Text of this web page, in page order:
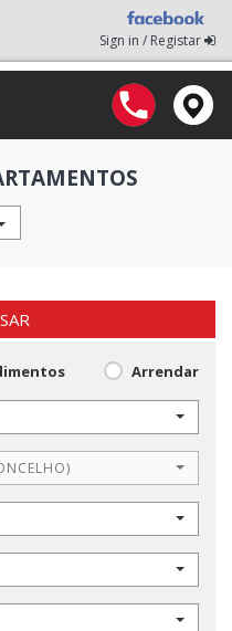
Sign in / Registar
Arrendar